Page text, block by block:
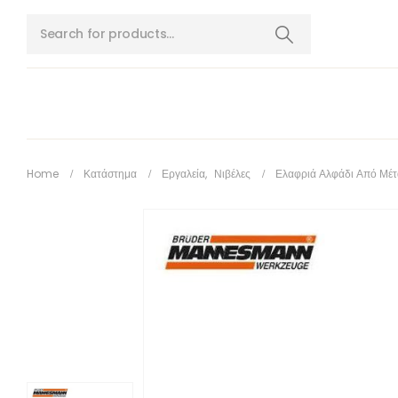
Home Κατάστημα Εργαλεία, Νιβέλες Ελαφριά Αλφάδι Από